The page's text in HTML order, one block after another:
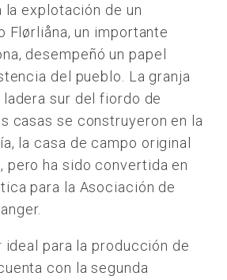
la explotación de un
Flørliåna, un importante
desempeñó un papel
del pueblo. La granja
sur del fiordo de
casas se construyeron en la
la casa de campo original
pero ha sido convertida en
para la Asociación de
ideal para la producción de
con la segunda